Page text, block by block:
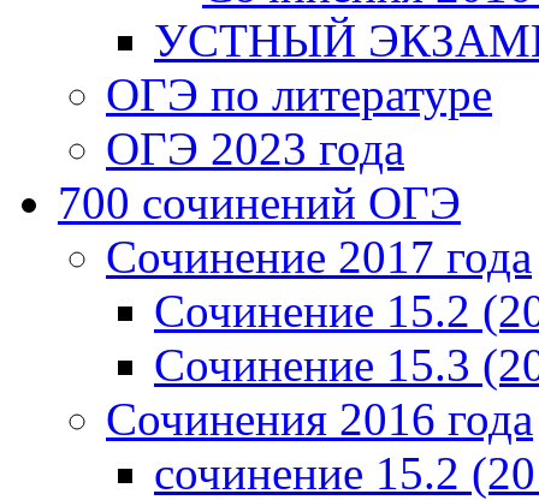
УСТНЫЙ
ОГЭ по литературе
ОГЭ 2023 года
700 cочинений ОГЭ
Сочинение 2017 года
Сочинение 15.2
Сочинение 15.3
Сочинения 2016 года
сочинение 15.2